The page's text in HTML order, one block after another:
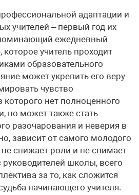
адаптации и
учителей – первый год их
ежедневный
учитель проходит
образовательного
может укрепить его веру
чувство
которого нет полноценного
но может также стать
разочарования и неверия в
зависит от самого молодого
не снижает роли и не снимает
руководителей школы, всего
за то, как сложится
начинающего учителя.